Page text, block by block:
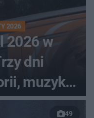
2026
2026 w
dni
muzyki i
49